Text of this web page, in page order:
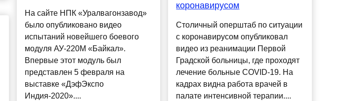
На сайте НПК «Уралвагонзавод»
было опубликовано видео
испытаний новейшего боевого
модуля АУ-220М «Байкал».
Впервые этот модуль был
представлен 5 февраля на
выставке «ДэфЭкспо
Индия-2020»....
коронавирусом
Столичный оперштаб по ситуации
с коронавирусом опубликовал
видео из реанимации Первой
Градской больницы, где проходят
лечение больные COVID-19. На
кадрах видна работа врачей в
палате интенсивной терапии....